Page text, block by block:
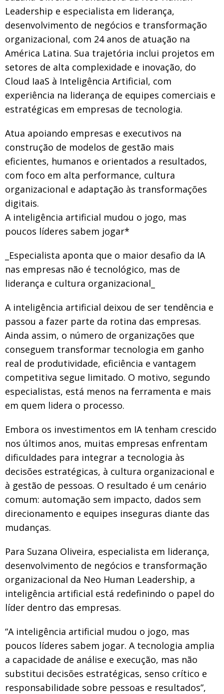
Leadership e especialista em liderança,
desenvolvimento de negócios e transformação
organizacional, com 24 anos de atuação na
América Latina. Sua trajetória inclui projetos em
setores de alta complexidade e inovação, do
Cloud IaaS à Inteligência Artificial, com
experiência na liderança de equipes comerciais e
estratégicas em empresas de tecnologia.
Atua apoiando empresas e executivos na
construção de modelos de gestão mais
eficientes, humanos e orientados a resultados,
com foco em alta performance, cultura
organizacional e adaptação às transformações
digitais.
A inteligência artificial mudou o jogo, mas
poucos líderes sabem jogar*
_Especialista aponta que o maior desafio da IA
nas empresas não é tecnológico, mas de
liderança e cultura organizacional_
A inteligência artificial deixou de ser tendência e
passou a fazer parte da rotina das empresas.
Ainda assim, o número de organizações que
conseguem transformar tecnologia em ganho
real de produtividade, eficiência e vantagem
competitiva segue limitado. O motivo, segundo
especialistas, está menos na ferramenta e mais
em quem lidera o processo.
Embora os investimentos em IA tenham crescido
nos últimos anos, muitas empresas enfrentam
dificuldades para integrar a tecnologia às
decisões estratégicas, à cultura organizacional e
à gestão de pessoas. O resultado é um cenário
comum: automação sem impacto, dados sem
direcionamento e equipes inseguras diante das
mudanças.
Para Suzana Oliveira, especialista em liderança,
desenvolvimento de negócios e transformação
organizacional da Neo Human Leadership, a
inteligência artificial está redefinindo o papel do
líder dentro das empresas.
“A inteligência artificial mudou o jogo, mas
poucos líderes sabem jogar. A tecnologia amplia
a capacidade de análise e execução, mas não
substitui decisões estratégicas, senso crítico e
responsabilidade sobre pessoas e resultados”,